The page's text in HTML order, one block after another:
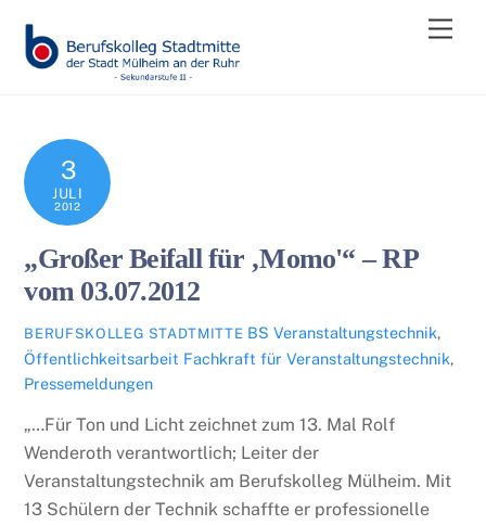
content
3
JULI
2012
„Großer Beifall für ‚Momo'“ – RP
vom 03.07.2012
BERUFSKOLLEG STADTMITTE BS Veranstaltungstechnik,
Öffentlichkeitsarbeit Fachkraft für Veranstaltungstechnik,
Pressemeldungen
„…Für Ton und Licht zeichnet zum 13. Mal Rolf
Wenderoth verantwortlich; Leiter der
Veranstaltungstechnik am Berufskolleg Mülheim. Mit
13 Schülern der Technik schaffte er professionelle